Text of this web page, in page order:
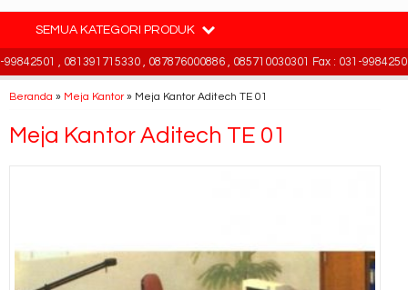
SEMUA KATEGORI PRODUK
, 081391715330 , 087876000886 , 085710030301 Fax : 031-99842501
Beranda » Meja Kantor» Meja Kantor Aditech TE 01
Meja Kantor Aditech TE 01